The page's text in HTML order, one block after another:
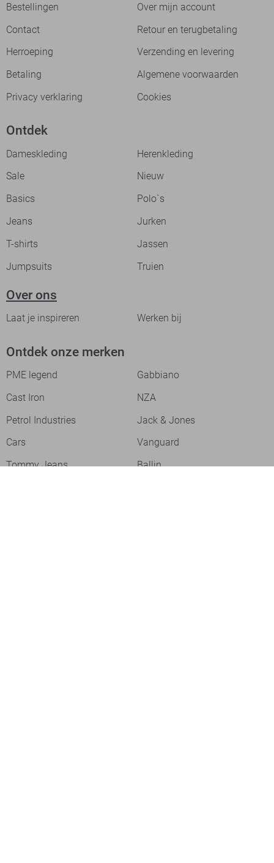
Bestellingen
Over mijn account
Contact
Retour en terugbetaling
Herroeping
Verzending en levering
Betaling
Algemene voorwaarden
Privacy verklaring
Cookies
Ontdek
Dameskleding
Herenkleding
Sale
Nieuw
Basics
Polo`s
Jeans
Jurken
T-shirts
Jassen
Jumpsuits
Truien
Over ons
Laat je inspireren Werken bij
Ontdek onze merken
PME legend
Gabbiano
Cast Iron
NZA
Petrol Industries
Jack & Jones
Cars
Vanguard
Tommy Jeans
Ballin